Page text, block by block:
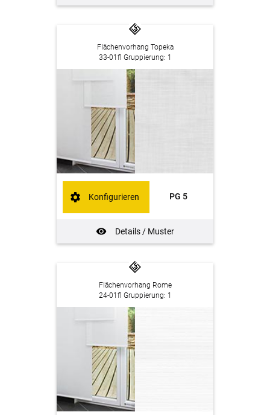
Flächenvorhang Topeka
33-01fl Gruppierung: 1
PG 5
Details / Muster
Konfigurieren
Flächenvorhang Rome
24-01fl Gruppierung: 1